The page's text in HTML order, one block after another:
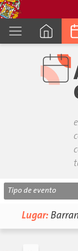
Lugar:
Tipo de evento